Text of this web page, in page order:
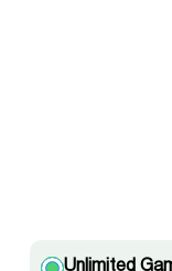
Unlimited